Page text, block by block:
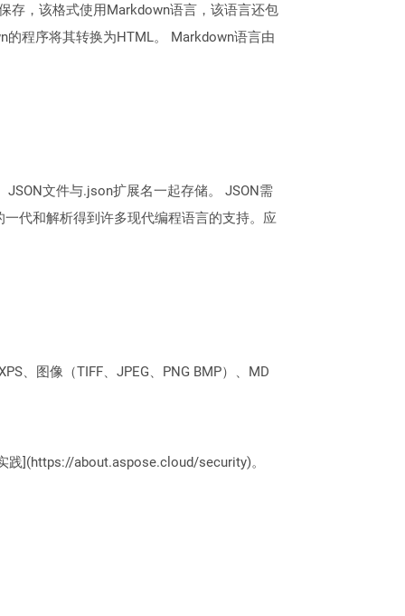
存，该格式使用Markdown语言，该语言还包
程序将其转换为HTML。 Markdown语言由
文件与.json扩展名一起存储。 JSON需
代和解析得到许多现代编程语言的支持。应
、图像（TIFF、JPEG、PNG BMP）、MD
践](https://about.aspose.cloud/security)。